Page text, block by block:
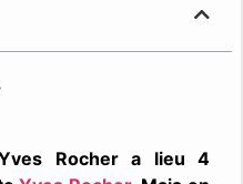
Rocher a lieu 4